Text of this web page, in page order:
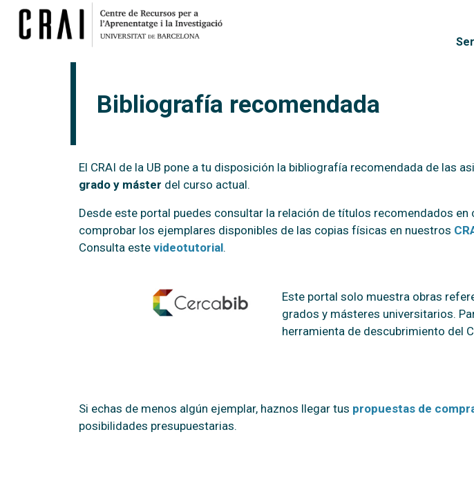
Bibliografía recomendada
El CRAI de la UB pone a tu disposición la bibliografía recomendada de las
grado y máster del curso actual.
Desde este portal puedes consultar la relación de títulos recomendados
comprobar los ejemplares disponibles de las copias físicas en nuestros
Consulta este videotutorial.
Este portal solo muestra obras
grados y másteres universitarios.
herramienta de descubrimiento del
Si echas de menos algún ejemplar, haznos llegar tus propuestas de
posibilidades presupuestarias.